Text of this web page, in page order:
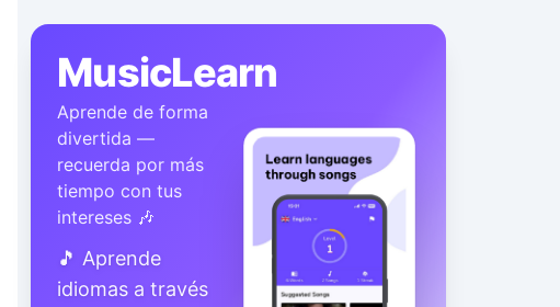
MusicLearn
Aprende de forma
divertida —
recuerda por más
tiempo con tus
intereses 🎶
🎵 Aprende
idiomas a través